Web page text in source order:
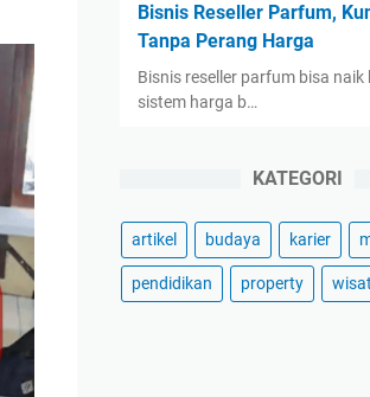
Bisnis Reseller Parfum,
Tanpa Perang Harga
Bisnis reseller parfum bisa naik
sistem harga b…
KATEGORI
artikel budaya karier
pendidikan property